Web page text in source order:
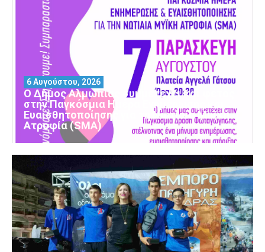
Ο Δήμος Αλμωπίας συμμετέχει και φέτος
στην Παγκόσμια Ημέρα Ενημέρωσης και
Ευαισθητοποίησης για τη Νωτιαία Μυϊκή
Ατροφία (SMA)
6 Αυγούστου, 2026